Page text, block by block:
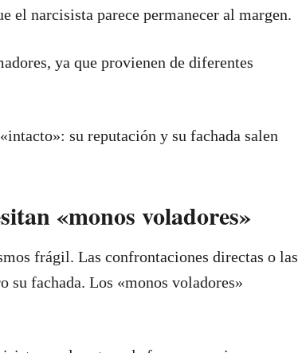
el narcisista parece permanecer al margen.
ya que provienen de diferentes
su reputación y su fachada salen
«monos voladores»
frágil. Las confrontaciones directas o las
su fachada. Los «monos voladores»